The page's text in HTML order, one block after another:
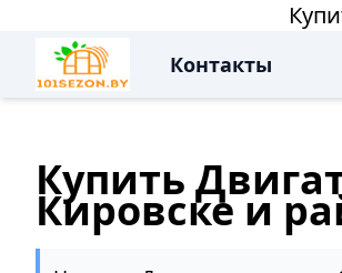
Контакты
Купить
Кировске и